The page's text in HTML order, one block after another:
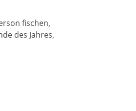
fischen,
des Jahres,